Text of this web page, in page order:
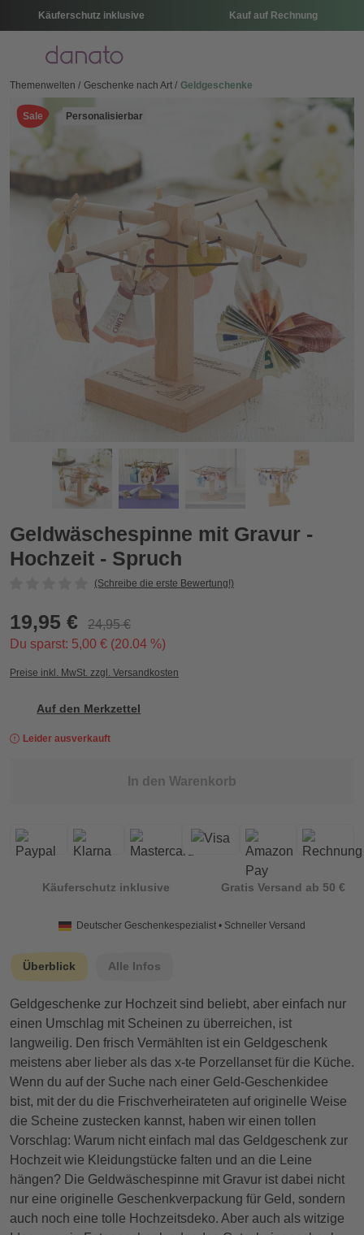
Käuferschutz inklusive Kauf auf Rechnung
Menü
Themenwelten Geschenke nach Art Geldgeschenke
Sale Personalisierbar
Geldwäschespinne mit Gravur - Hochzeit - Spruch
Zurück
Geldwäschespinne mit Gravur -
Hochzeit - Spruch
(Schreibe die erste Bewertung!)
19,95 €
24,95 €
Du sparst: 5,00 € (20.04 %)
Preise inkl. MwSt. zzgl. Versandkosten
Auf den Merkzettel
Leider ausverkauft
In den Warenkorb
Käuferschutz inklusive Gratis Versand ab 50 €
Deutscher Geschenkespezialist • Schneller Versand
Überblick Alle Infos
Geldgeschenke zur Hochzeit sind beliebt, aber einfach nur
einen Umschlag mit Scheinen zu überreichen, ist
langweilig. Den frisch Vermählten ist ein Geldgeschenk
meistens aber lieber als das x-te Porzellanset für die Küche.
Wenn du auf der Suche nach einer Geld-Geschenkidee
bist, mit der du die Frischverheirateten auf originelle Weise
die Scheine zustecken kannst, haben wir einen tollen
Vorschlag: Warum nicht einfach mal das Geldgeschenk zur
Hochzeit wie Kleidungstücke falten und an die Leine
hängen? Die Geldwäschespinne mit Gravur ist dabei nicht
nur eine originelle Geschenkverpackung für Geld, sondern
auch noch eine tolle Hochzeitsdeko. Aber auch als witzige